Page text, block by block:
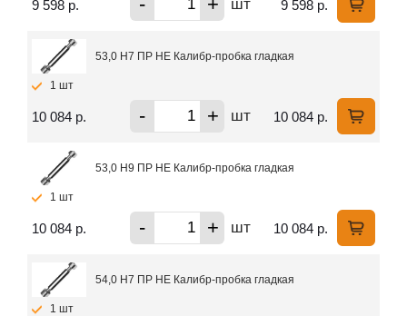
9 598 р. шт 9 598 р.
53,0 H7 ПР НЕ Калибр-пробка гладкая
1 шт
10 084 р. - + шт 10 084 р.
53,0 H9 ПР НЕ Калибр-пробка гладкая
1 шт
10 084 р. - + шт 10 084 р.
54,0 H7 ПР НЕ Калибр-пробка гладкая
1 шт